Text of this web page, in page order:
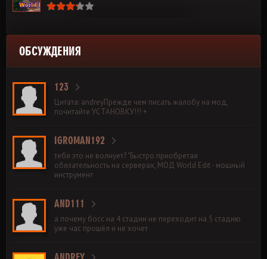
ОБСУЖДЕНИЯ
123
Цитата: andreyПрежде чем писать жалобу на мод,
почитайте УСТАНОВКУ!!! +
IGROMAN192
тебя это не волнует? "Быстро приобретая
обязательность на серверах, МОД World Edit - мощный
инструмент
AND111
а почему босс на 4 стадии не переходит на 5 стадию
уже час прошёл и не хочет